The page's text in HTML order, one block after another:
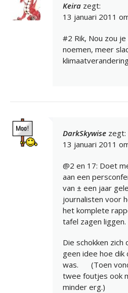
Keira zegt:
13 januari 2011
#2 Rik, Nou zou
noemen, meer
DarkSkywise zegt:
13 januari 2011
@2 en 17: Doet
aan een
van ± een jaar
journalisten voor
het komplete
tafel zagen liggen.
Die schokken zich
geen idee hoe
was.
(Toen
twee foutjes ook
minder erg.)